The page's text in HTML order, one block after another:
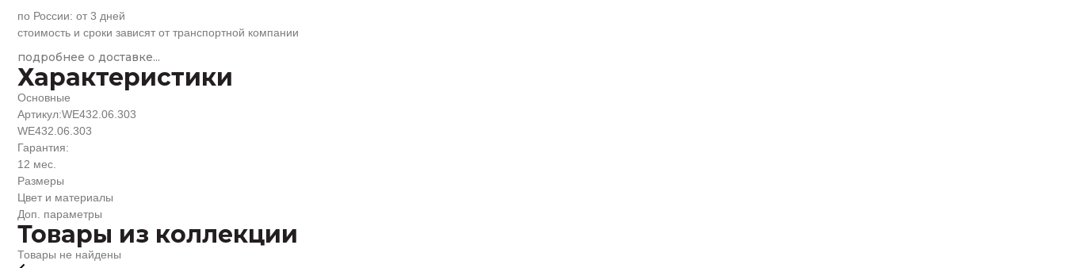
по России: от 3 дней
стоимость и сроки зависят от транспортной компании
подробнее о доставке...
Характеристики
Основные
Артикул:WE432.06.303
WE432.06.303
Гарантия:
12 мес.
Размеры
Цвет и материалы
Доп. параметры
Товары из коллекции
Товары не найдены